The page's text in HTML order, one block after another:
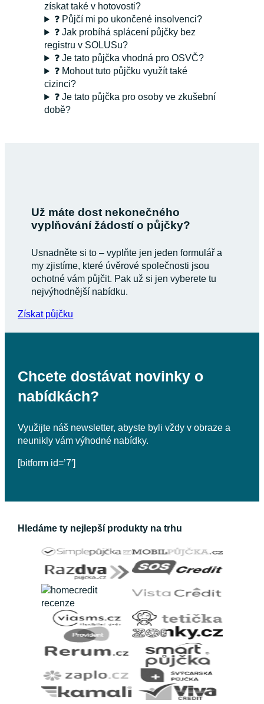
získat také v hotovosti?
❓ Půjčí mi po ukončené insolvenci?
❓ Jak probíhá splácení půjčky bez
registru v SOLUSu?
❓ Je tato půjčka vhodná pro OSVČ?
❓ Mohout tuto půjčku využít také
cizinci?
❓ Je tato půjčka pro osoby ve zkušební
době?
Už máte dost nekonečného
vyplňování žádostí o půjčky?
Usnadněte si to – vyplňte jen jeden formulář a
my zjistíme, které úvěrové společnosti jsou
ochotné vám půjčit. Pak už si jen vyberete tu
nejvýhodnější nabídku.
Získat půjčku
Chcete dostávat novinky o
nabídkách?
Využijte náš newsletter, abyste byli vždy v obraze a
neunikly vám výhodné nabídky.
[bitform id=’7′]
Hledáme ty nejlepší produkty na trhu